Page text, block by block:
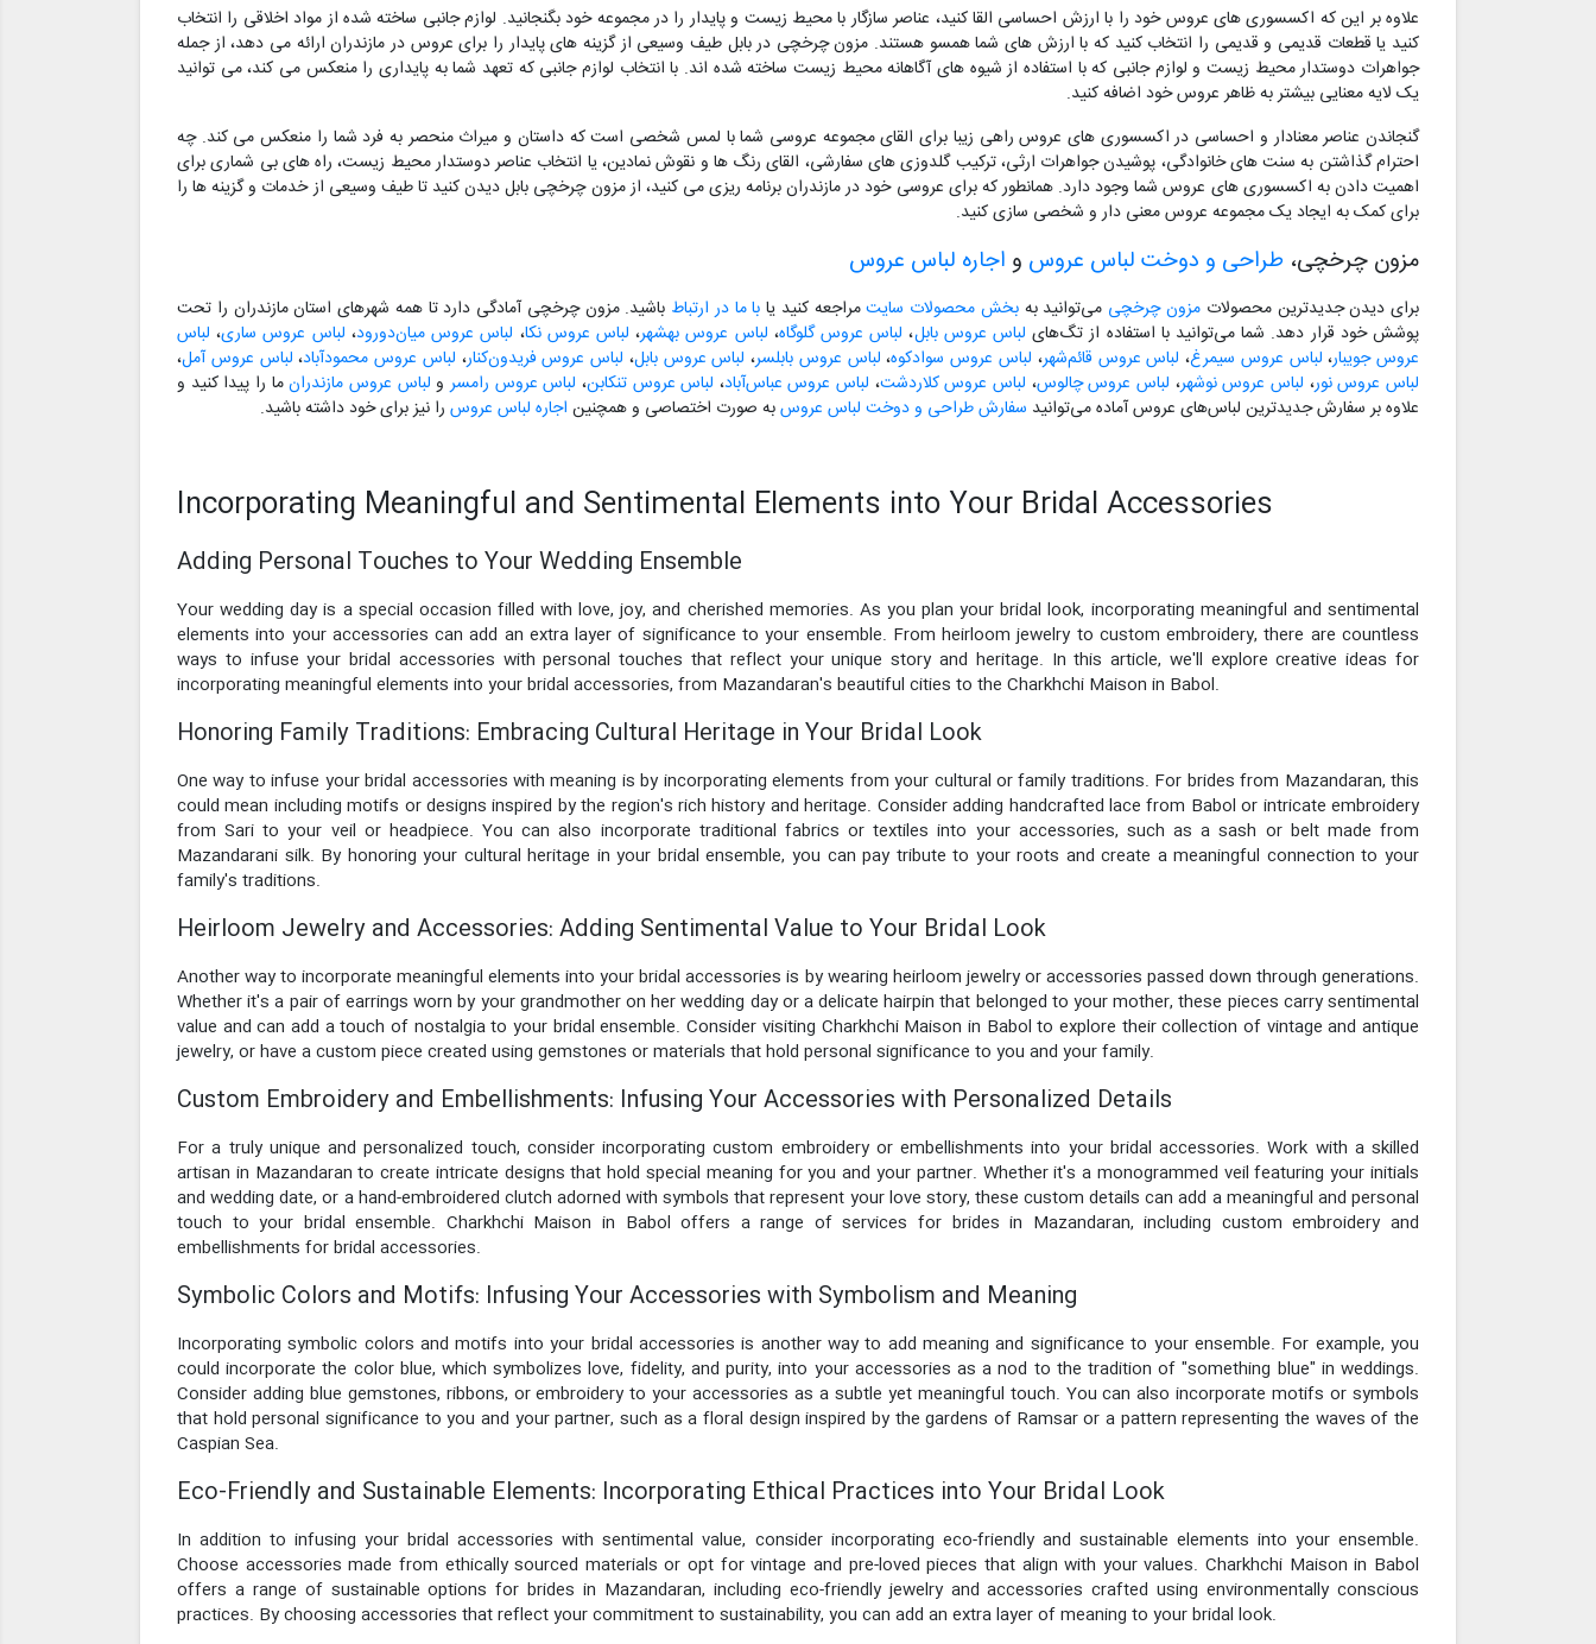
علاوه بر این که اکسسوری های عروس خود را با ارزش احساسی القا کنید، عناصر سازگار با محیط زیست و پایدار را در مجموعه خود بگنجانید. لوازم جانبی ساخته شده از مواد اخلاقی را انتخاب
کنید یا قطعات قدیمی و قدیمی را انتخاب کنید که با ارزش های شما همسو هستند. مزون چرخچی در بابل طیف وسیعی از گزینه های پایدار را برای عروس در مازندران ارائه می دهد، از جمله
جواهرات دوستدار محیط زیست و لوازم جانبی که با استفاده از شیوه های آگاهانه محیط زیست ساخته شده اند. با انتخاب لوازم جانبی که تعهد شما به پایداری را منعکس می کند، می توانید
یک لایه معنایی بیشتر به ظاهر عروس خود اضافه کنید.
گنجاندن عناصر معنادار و احساسی در اکسسوری های عروس راهی زیبا برای القای مجموعه عروسی شما با لمس شخصی است که داستان و میراث منحصر به فرد شما را منعکس می کند. چه
احترام گذاشتن به سنت های خانوادگی، پوشیدن جواهرات ارثی، ترکیب گلدوزی های سفارشی، القای رنگ ها و نقوش نمادین، یا انتخاب عناصر دوستدار محیط زیست، راه های بی شماری برای
اهمیت دادن به اکسسوری های عروس شما وجود دارد. همانطور که برای عروسی خود در مازندران برنامه ریزی می کنید، از مزون چرخچی بابل دیدن کنید تا طیف وسیعی از خدمات و گزینه ها را
برای کمک به ایجاد یک مجموعه عروس معنی دار و شخصی سازی کنید.
مزون چرخچی، طراحی و دوخت لباس عروس و اجاره لباس عروس
برای دیدن جدیدترین محصولات مزون چرخچی می‌توانید بهبخش محصولات سایتمراجعه کنید یا با ما در ارتباط باشید. مزون چرخچی آمادگی دارد تا همه شهرهای استان مازندران را تحت
پوشش خود قرار دهد. شما می‌توانید با استفاده از تگ‌های لباس عروس بابل، لباس عروس گلوگاه، لباس عروس بهشهر، لباس عروس نکا، لباس عروس میان‌دورود، لباس عروس ساری، لباس
عروس جویبار، لباس عروس سیمرغ، لباس عروس قائم‌شهر، لباس عروس سوادکوه، لباس عروس بابلسر، لباس عروس بابل، لباس عروس فریدون‌کنار، لباس عروس محمودآباد، لباس عروس آمل،
لباس عروس نور، لباس عروس نوشهر، لباس عروس چالوس، لباس عروس کلاردشت، لباس عروس عباس‌آباد، لباس عروس تنکابن، لباس عروس رامسرو لباس عروس مازندرانما را پیدا کنید و
علاوه بر سفارش جدیدترین لباس‌های عروس آماده می‌توانید سفارش طراحی و دوخت لباس عروسبه صورت اختصاصی و همچنین اجاره لباس عروس را نیز برای خود داشته باشید.
Incorporating Meaningful and Sentimental Elements into Your Bridal Accessories
Adding Personal Touches to Your Wedding Ensemble
Your wedding day is a special occasion filled with love, joy, and cherished memories. As you plan your bridal look, incorporating meaningful and sentimental
elements into your accessories can add an extra layer of significance to your ensemble. From heirloom jewelry to custom embroidery, there are countless
ways to infuse your bridal accessories with personal touches that reflect your unique story and heritage. In this article, we'll explore creative ideas for
incorporating meaningful elements into your bridal accessories, from Mazandaran's beautiful cities to the Charkhchi Maison in Babol.
Honoring Family Traditions: Embracing Cultural Heritage in Your Bridal Look
One way to infuse your bridal accessories with meaning is by incorporating elements from your cultural or family traditions. For brides from Mazandaran, this
could mean including motifs or designs inspired by the region's rich history and heritage. Consider adding handcrafted lace from Babol or intricate embroidery
from Sari to your veil or headpiece. You can also incorporate traditional fabrics or textiles into your accessories, such as a sash or belt made from
Mazandarani silk. By honoring your cultural heritage in your bridal ensemble, you can pay tribute to your roots and create a meaningful connection to your
family's traditions.
Heirloom Jewelry and Accessories: Adding Sentimental Value to Your Bridal Look
Another way to incorporate meaningful elements into your bridal accessories is by wearing heirloom jewelry or accessories passed down through generations.
Whether it's a pair of earrings worn by your grandmother on her wedding day or a delicate hairpin that belonged to your mother, these pieces carry sentimental
value and can add a touch of nostalgia to your bridal ensemble. Consider visiting Charkhchi Maison in Babol to explore their collection of vintage and antique
jewelry, or have a custom piece created using gemstones or materials that hold personal significance to you and your family.
Custom Embroidery and Embellishments: Infusing Your Accessories with Personalized Details
For a truly unique and personalized touch, consider incorporating custom embroidery or embellishments into your bridal accessories. Work with a skilled
artisan in Mazandaran to create intricate designs that hold special meaning for you and your partner. Whether it's a monogrammed veil featuring your initials
and wedding date, or a hand-embroidered clutch adorned with symbols that represent your love story, these custom details can add a meaningful and personal
touch to your bridal ensemble. Charkhchi Maison in Babol offers a range of services for brides in Mazandaran, including custom embroidery and
embellishments for bridal accessories.
Symbolic Colors and Motifs: Infusing Your Accessories with Symbolism and Meaning
Incorporating symbolic colors and motifs into your bridal accessories is another way to add meaning and significance to your ensemble. For example, you
could incorporate the color blue, which symbolizes love, fidelity, and purity, into your accessories as a nod to the tradition of "something blue" in weddings.
Consider adding blue gemstones, ribbons, or embroidery to your accessories as a subtle yet meaningful touch. You can also incorporate motifs or symbols
that hold personal significance to you and your partner, such as a floral design inspired by the gardens of Ramsar or a pattern representing the waves of the
Caspian Sea.
Eco-Friendly and Sustainable Elements: Incorporating Ethical Practices into Your Bridal Look
In addition to infusing your bridal accessories with sentimental value, consider incorporating eco-friendly and sustainable elements into your ensemble.
Choose accessories made from ethically sourced materials or opt for vintage and pre-loved pieces that align with your values. Charkhchi Maison in Babol
offers a range of sustainable options for brides in Mazandaran, including eco-friendly jewelry and accessories crafted using environmentally conscious
practices. By choosing accessories that reflect your commitment to sustainability, you can add an extra layer of meaning to your bridal look.